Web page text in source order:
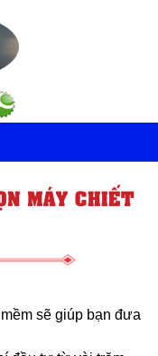
MÁY CHIẾT
sẽ giúp bạn đưa